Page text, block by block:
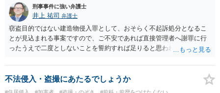
お勧めします。LINEのスクリーンショット・着信履歴・手紙・友人へ
のメッセージの証拠を全て保全してから持参してください。 警察が動
けば警告→禁止命令という流れになります。それでも止まらなければ
逮捕に進みます。 ③警察から警告できるか できます。 一人で抱え込
まず、早めに警察へ相談してください。
刑事事件に強い弁護士
井上 祐司 弁護士
窃盗目的ではない建造物侵入罪として、おそらく不起訴処分となるこ
とが見込まれる事案ですので、ご不安であれば直接管理者へ謝罪に行
ったうえで二度としないことを誓約すれば足りると思われます。
不法侵入・盗撮にあたるでしょうか